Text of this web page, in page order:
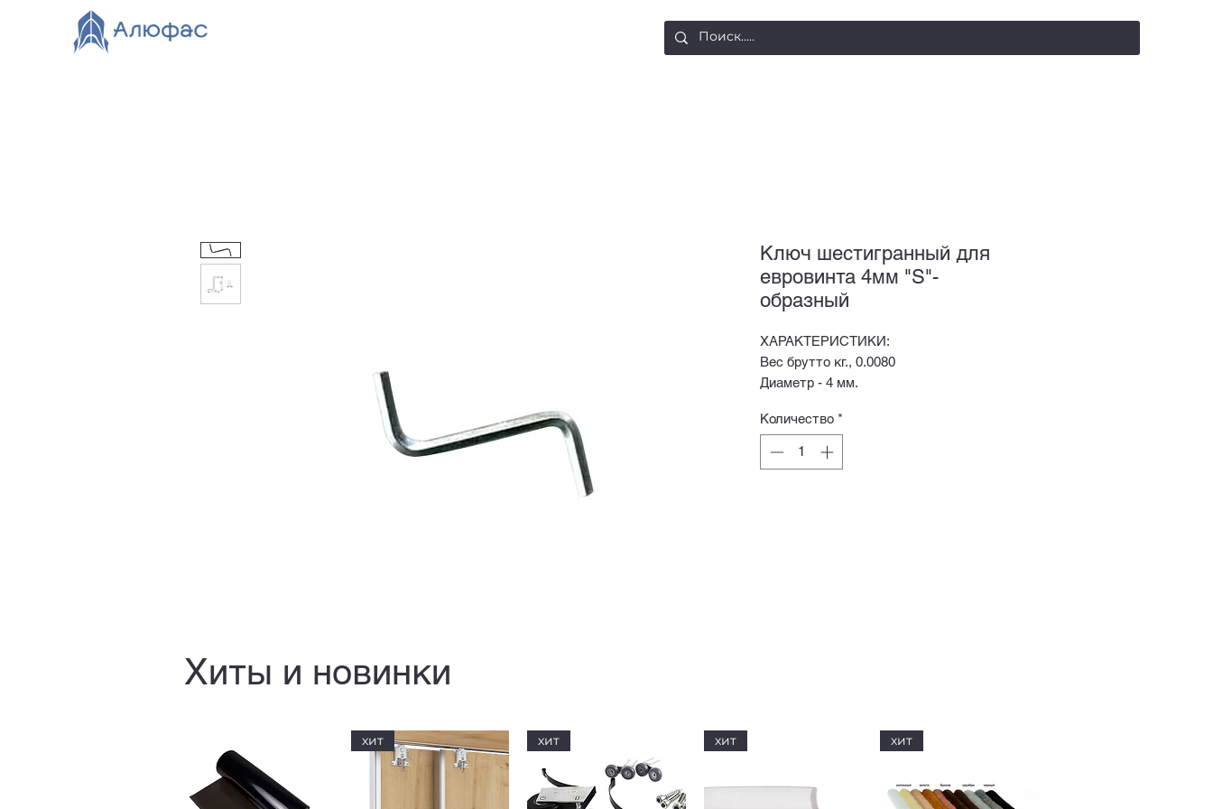
Ключ шестигранный для
евровинта 4мм "S"-
образный
ХАРАКТЕРИСТИКИ:
Вес брутто кг., 0.0080
Диаметр - 4 мм.
Количество *
Хиты и новинки
хит хит хит хит